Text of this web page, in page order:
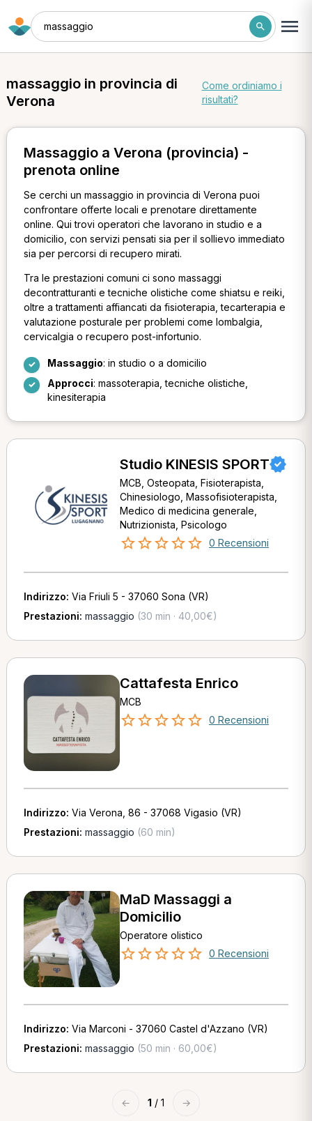
massaggio
massaggio in provincia di
Verona
Come ordiniamo i
risultati?
Massaggio a Verona (provincia) -
prenota online
Se cerchi un massaggio in provincia di Verona puoi
confrontare offerte locali e prenotare direttamente
online. Qui trovi operatori che lavorano in studio e a
domicilio, con servizi pensati sia per il sollievo immediato
sia per percorsi di recupero mirati.
Tra le prestazioni comuni ci sono massaggi
decontratturanti e tecniche olistiche come shiatsu e reiki,
oltre a trattamenti affiancati da fisioterapia, tecarterapia e
valutazione posturale per problemi come lombalgia,
cervicalgia o recupero post-infortunio.
Massaggio: in studio o a domicilio
Approcci: massoterapia, tecniche olistiche,
kinesiterapia
Studio KINESIS SPORT
MCB, Osteopata, Fisioterapista,
Chinesiologo, Massofisioterapista,
Medico di medicina generale,
Nutrizionista, Psicologo
0 Recensioni
Indirizzo: Via Friuli 5 - 37060 Sona (VR)
Prestazioni: massaggio (30 min · 40,00€)
Cattafesta Enrico
MCB
0 Recensioni
Indirizzo: Via Verona, 86 - 37068 Vigasio (VR)
Prestazioni: massaggio (60 min)
MaD Massaggi a
Domicilio
Operatore olistico
0 Recensioni
Indirizzo: Via Marconi - 37060 Castel d'Azzano (VR)
Prestazioni: massaggio (50 min · 60,00€)
← 1 / 1 →